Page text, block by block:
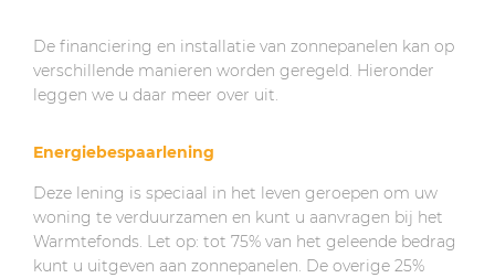
De financiering en installatie van zonnepanelen kan op
verschillende manieren worden geregeld. Hieronder
leggen we u daar meer over uit.
Energiebespaarlening
Deze lening is speciaal in het leven geroepen om uw
woning te verduurzamen en kunt u aanvragen bij het
Warmtefonds. Let op: tot 75% van het geleende bedrag
kunt u uitgeven aan zonnepanelen. De overige 25%